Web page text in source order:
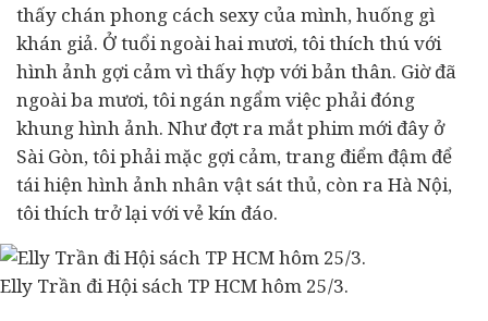
thấy chán phong cách sexy của mình, huống gì
khán giả. Ở tuổi ngoài hai mươi, tôi thích thú với
hình ảnh gợi cảm vì thấy hợp với bản thân. Giờ đã
ngoài ba mươi, tôi ngán ngẩm việc phải đóng
khung hình ảnh. Như đợtra mắtphim mới đây ở
Sài Gòn, tôi phải mặc gợi cảm, trang điểm đậm để
tái hiện hình ảnh nhân vật sát thủ, còn ra Hà Nội,
tôi thích trở lại với vẻ kín đáo.
Elly Trần đi Hội sách TP HCM hôm 25/3.